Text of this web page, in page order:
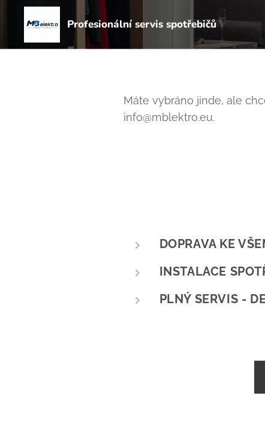
Profesionální servis spotřebičů
Máte vybráno jinde, ale
info@mblektro.eu.
DOPRAVA KE
INSTALACE
PLNÝ SERVIS -